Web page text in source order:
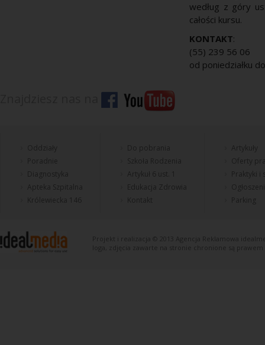
według z góry
całości kursu.
KONTAKT:
(55) 239 56 06
od poniedziałku
Poradnie
Diagnostyka
Apteka Szpitalna
Królewiecka 146
Do pobrania
Artykuł 6 ust. 1
Edukacja Zdrowia
Artykuły
Oferty
Praktyki
Parking
Projekt i realizacja © 2013 Agencja Reklamowa
loga, zdjęcia zawarte na stronie chronione są